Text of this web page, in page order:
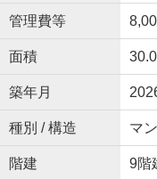
管理費等
面積
築年月
種別 / 構造 マ
階建 9階